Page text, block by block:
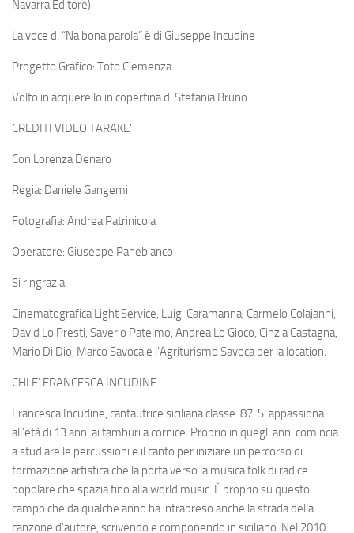
Navarra Editore)
La voce di “Na bona parola” è di Giuseppe Incudine
Progetto Grafico: Toto Clemenza
Volto in acquerello in copertina di Stefania Bruno
CREDITI VIDEO TARAKE’
Con Lorenza Denaro
Regia: Daniele Gangemi
Fotografia: Andrea Patrinicola
Operatore: Giuseppe Panebianco
Si ringrazia:
Cinematografica Light Service, Luigi Caramanna, Carmelo Colajanni,
David Lo Presti, Saverio Patelmo, Andrea Lo Gioco, Cinzia Castagna,
Mario Di Dio, Marco Savoca e l’Agriturismo Savoca per la location.
CHI E’ FRANCESCA INCUDINE
Francesca Incudine, cantautrice siciliana classe ’87. Si appassiona
all’età di 13 anni ai tamburi a cornice. Proprio in quegli anni comincia
a studiare le percussioni e il canto per iniziare un percorso di
formazione artistica che la porta verso la musica folk di radice
popolare che spazia fino alla world music. È proprio su questo
campo che da qualche anno ha intrapreso anche la strada della
canzone d’autore, scrivendo e componendo in siciliano. Nel 2010